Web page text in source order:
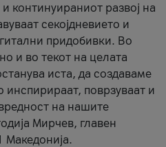
континуираниот развој на
секојдневието и
придобивки. Во
и во текот на целата
иста, да создаваме
инспирираат, поврзуваат и
на нашите
Мирчев, главен
Македонија.